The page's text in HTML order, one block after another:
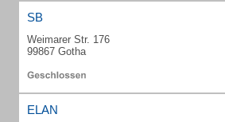
SB
Weimarer Str. 176
99867 Gotha
ELAN